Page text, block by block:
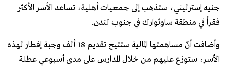
جنيه إسترليني، ستذهب إلى جمعيات أهلية، تساعد الأسر الأكثر
فقراً في منطقة ساوثوارك في جنوب لندن.
وأضافت أنّ مساهمتها المالية ستتيح تقديم 18 ألف وجبة إفطار لهذه
الأسر، ستوزع عليهم من خلال المدارس على مدى أسبوعي عطلة